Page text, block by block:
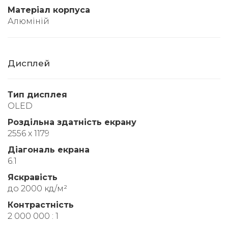
Матеріал корпуса
Алюміній
Дисплей
Тип дисплея
OLED
Роздільна здатність екрану
2556 x 1179
Діагональ екрана
6.1
Яскравість
до 2000 кд/м²
Контрастність
2 000 000 : 1